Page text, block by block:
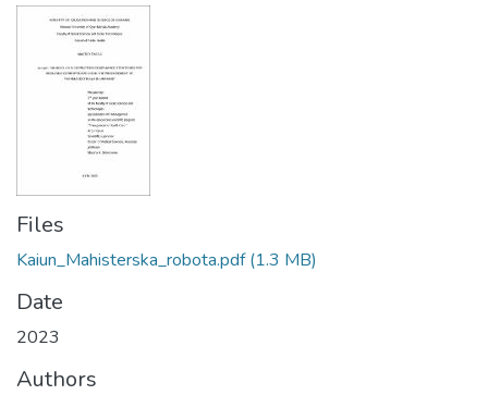
Files
Kaiun_Mahisterska_robota.pdf(1.3 MB)
Date
2023
Authors